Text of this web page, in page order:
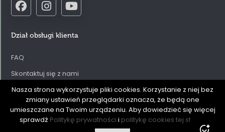
Nasza strona wykorzystuje pliki cookies. Korzystanie z niej bez
zmiany ustawień przeglądarki oznacza, że będą one
umieszczane na Twoim urządzeniu. Aby dowiedzieć się więcej
sprawdź Politykę prywatności i politykę cookies tej strony
Dział obsługi klienta
FAQ
Skontaktuj się z nami
Regulamin serwisu internetowego
Polityka prywatności
Odstąpienie od umowy